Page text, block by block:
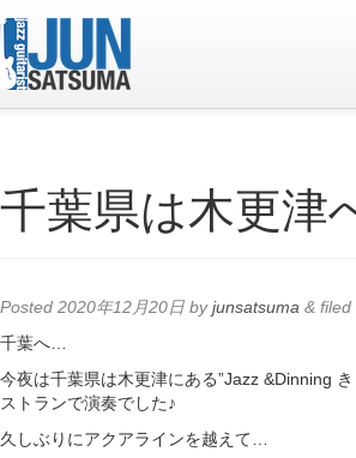
Live Schedule
Photo
Contact
YouTube
千葉県は木更津
Posted 2020年12月20日 byjunsatsuma & filed
千葉へ…
今夜は千葉県は木更津にある”Jazz &Dinning
ストランで演奏でした♪
久しぶりにアクアラインを越えて…